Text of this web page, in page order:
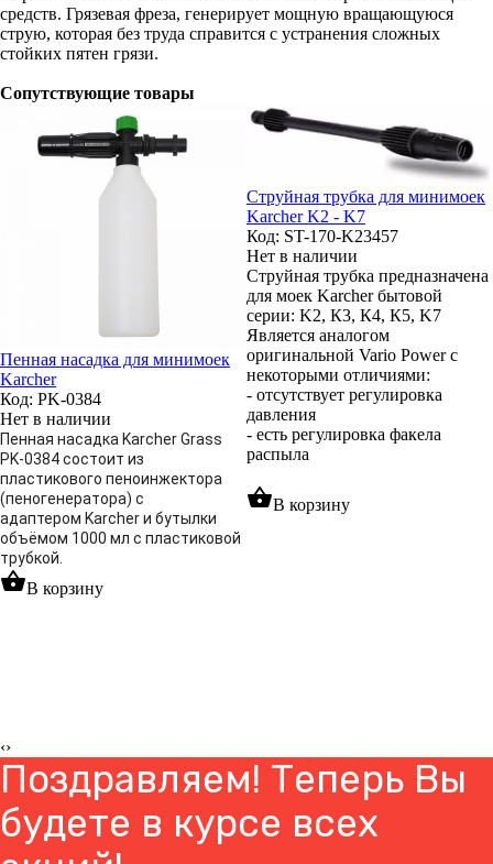
средств. Грязевая фреза, генерирует мощную вращающуюся
струю, которая без труда справится с устранения сложных
стойких пятен грязи.
Сопутствующие товары
Пенная насадка для минимоек
Karcher
Код: PK-0384
Нет в наличии
Пенная насадка Karcher Grass
PK-0384 состоит из
пластикового пеноинжектора
(пеногенератора) с
адаптером Karcher и бутылки
объёмом 1000 мл с пластиковой
трубкой.
shopping_basketВ корзину
Струйная трубка для минимоек
Karcher K2 - K7
Код: ST-170-K23457
Нет в наличии
Струйная трубка предназначена
для моек Karcher бытовой
серии: K2, К3, К4, К5, K7
Является аналогом
оригинальной Vario Power с
некоторыми отличиями:
- отсутствует регулировка
давления
- есть регулировка факела
распыла
shopping_basketВ корзину
‹›
Поздравляем! Теперь Вы
будете в курсе всех